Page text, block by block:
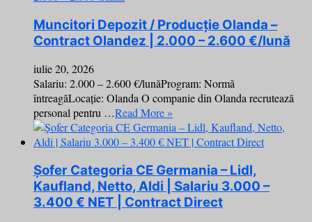
Muncitori Depozit / Producție Olanda –
Contract Olandez | 2.000 – 2.600 €/lună
iulie 20, 2026
Salariu: 2.000 – 2.600 €/lunăProgram: Normă
întreagăLocație: Olanda O companie din Olanda recrutează
personal pentru …Read More »
Șofer Categoria CE Germania – Lidl,
Kaufland, Netto, Aldi | Salariu 3.000 –
3.400 € NET | Contract Direct